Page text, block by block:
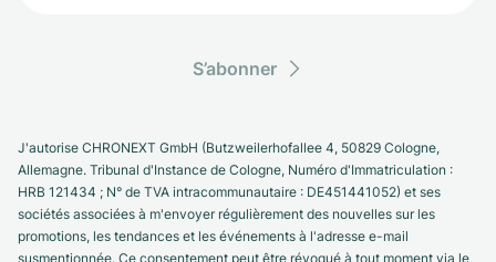
S’abonner
J'autorise CHRONEXT GmbH (Butzweilerhofallee 4, 50829 Cologne,
Allemagne. Tribunal d'Instance de Cologne, Numéro d'Immatriculation :
HRB 121434 ; N° de TVA intracommunautaire : DE451441052) et ses
sociétés associées à m'envoyer régulièrement des nouvelles sur les
promotions, les tendances et les événements à l'adresse e-mail
susmentionnée. Ce consentement peut être révoqué à tout moment via le